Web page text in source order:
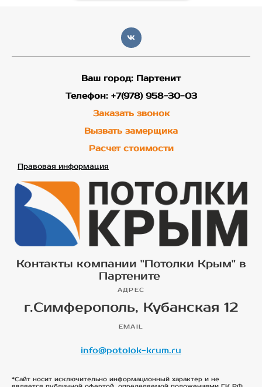
Ваш город: Партенит
Телефон: +7(978) 958-30-03
Заказать звонок
Вызвать замерщика
Расчет стоимости
Правовая информация
Контакты компании "Потолки Крым" в
Партените
АДРЕС
г.Симферополь, Кубанская 12
EMAIL
info@potolok-krum.ru
*Сайт носит исключительно информационный характер и не